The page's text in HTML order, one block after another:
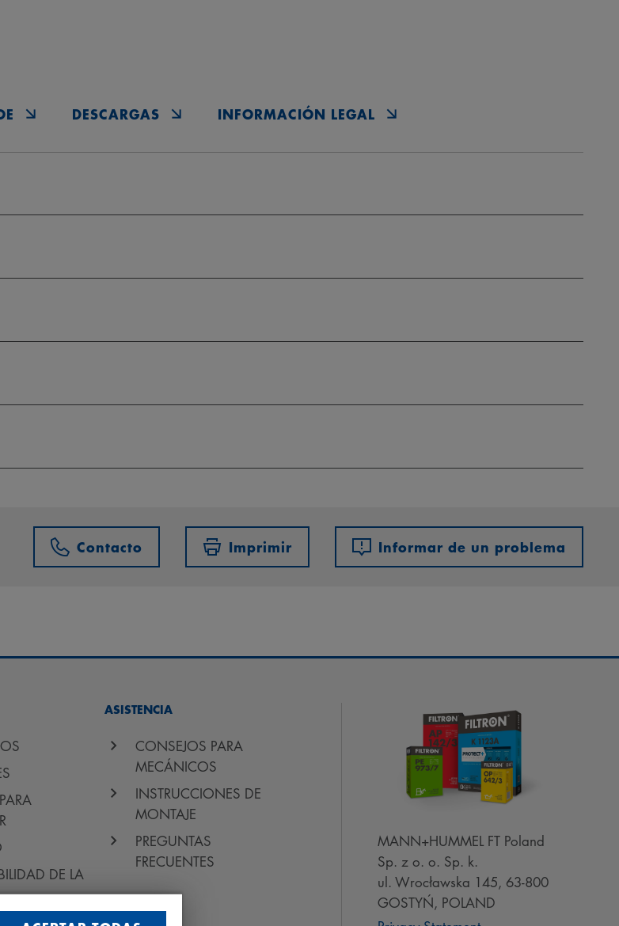
DESCARGAS INFORMACIÓN LEGAL
Contacto Imprimir Informar de un problema
DE LA
ASISTENCIA
CONSEJOS PARA
MECÁNICOS
INSTRUCCIONES DE
MONTAJE
PREGUNTAS
FRECUENTES
MANN+HUMMEL FT Poland
Sp. z o. o. Sp. k.
ul. Wrocławska 145, 63-800
GOSTYŃ, POLAND